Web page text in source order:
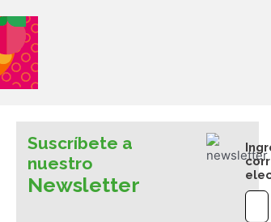
Suscríbete a
nuestro
Newsletter